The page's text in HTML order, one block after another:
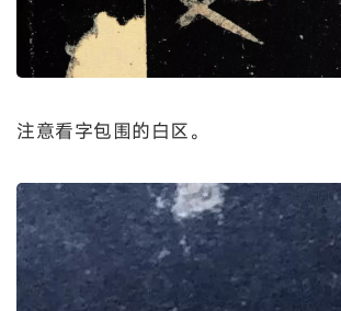
注意看字包围的白区。